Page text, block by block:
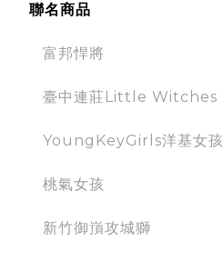
聯名商品
富邦悍將
臺中連莊Little Witches
YoungKeyGirls洋基女孩
桃氣女孩
新竹御嵿攻城獅